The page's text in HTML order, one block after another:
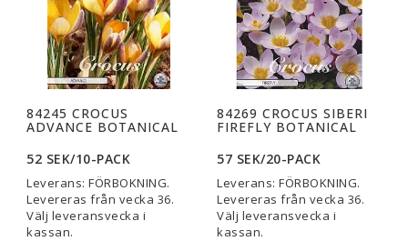
84245 CROCUS
ADVANCE BOTANICAL
52 SEK/10-PACK
Leverans: FÖRBOKNING.
Levereras från vecka 36.
Välj leveransvecka i
kassan.
84269 CROCUS SIBERI
FIREFLY BOTANICAL
57 SEK/20-PACK
Leverans: FÖRBOKNING.
Levereras från vecka 36.
Välj leveransvecka i
kassan.